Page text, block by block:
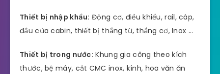
Thiết bị nhập khẩu: Động cơ, điều khiểu, rail, cáp,
đầu cửa cabin, thiết bị thắng từ, thắng cơ, Inox …
Thiết bị trong nước: Khung gia công theo kích
thước, bệ máy, cắt CMC inox, kính, hoa văn ăn